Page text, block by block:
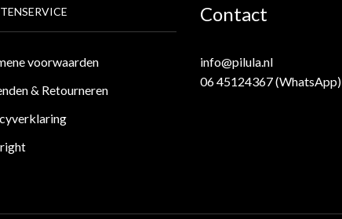
voorwaarden
& Retourneren
Contact
info@pilula.nl
06 45124367 (WhatsApp)